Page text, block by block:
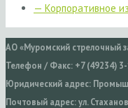
— Корпоративное
АО «Муромский стрелочный
Телефон / Факс: +7 (49234)
Юридический адрес:
Почтовый адрес: ул.